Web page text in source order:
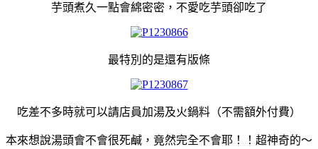
芋頭煮久一點會綿密密，不愛吃芋頭卻吃了
最特別的是還有版條
吃差不多時就可以請店員加湯及火鍋料（不需額外付費）
本來想說湯頭會不會很死鹹，竟然完全不會耶！！超神奇的～